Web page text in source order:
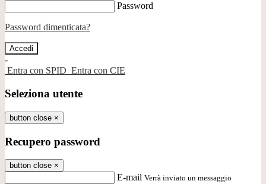
Password
Password dimenticata?
-
Entra con SPID Entra con CIE
Seleziona utente
button close ×
Recupero password
button close ×
E-mail Verrà inviato un messaggio